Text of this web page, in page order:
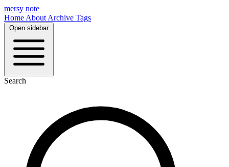
mersy note
Home About Archive Tags
Open sidebar
Search